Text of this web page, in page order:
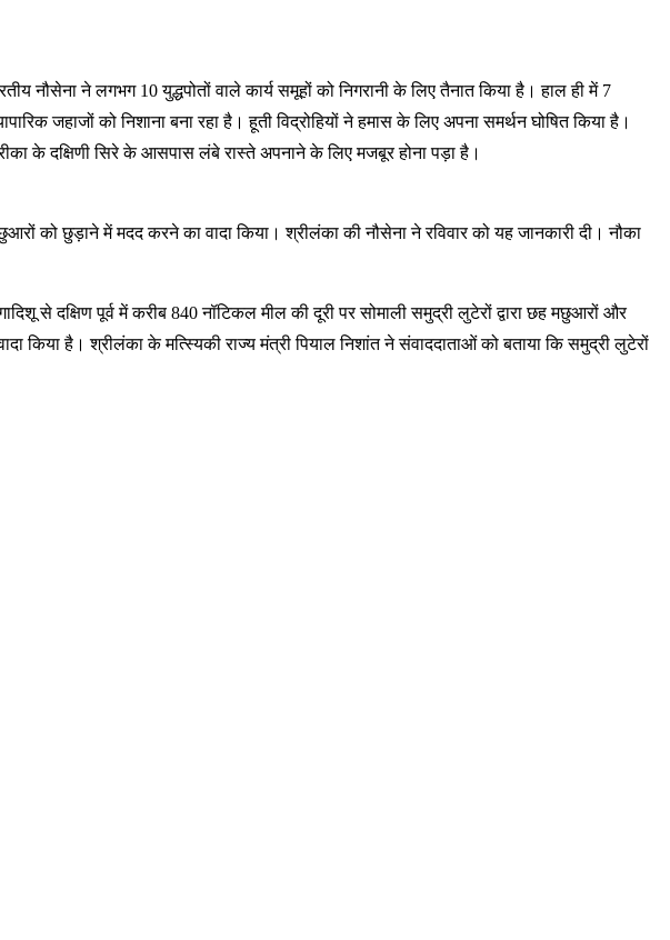
नौसेना ने लगभग 10 युद्धपोतों वाले कार्य समूहों को निगरानी के लिए तैनात किया है। हाल ही में 7
जहाजों को निशाना बना रहा है। हूती विद्रोहियों ने हमास के लिए अपना समर्थन घोषित किया है।
के दक्षिणी सिरे के आसपास लंबे रास्ते अपनाने के लिए मजबूर होना पड़ा है।
को छुड़ाने में मदद करने का वादा किया। श्रीलंका की नौसेना ने रविवार को यह जानकारी दी। नौका
से दक्षिण पूर्व में करीब 840 नॉटिकल मील की दूरी पर सोमाली समुद्री लुटेरों द्वारा छह मछुआरों और
है। श्रीलंका के मत्स्यिकी राज्य मंत्री पियाल निशांत ने संवाददाताओं को बताया कि समुद्री लुटेरों